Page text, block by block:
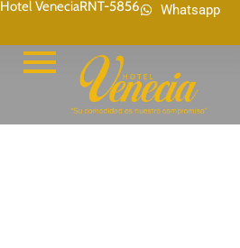
Whatsapp
RNT-5856
Hotel Venecia